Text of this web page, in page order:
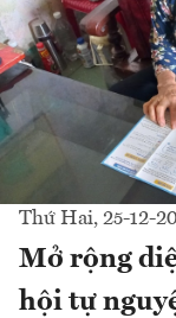
Thứ Hai, 25-12-
Mở rộng
hội tự